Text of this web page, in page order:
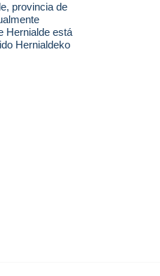
, provincia de
Hernialde está
Hernialdeko